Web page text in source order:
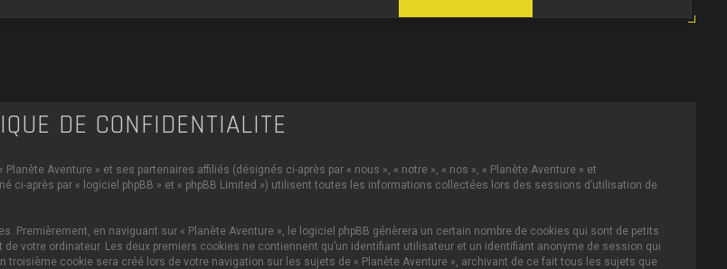
DE CONFIDENTIALITÉ
Aventure » et ses partenaires affiliés (désignés ci-après par « nous », « notre », « nos », « Planète Aventure » et
ci-après par « logiciel phpBB » et « phpBB Limited ») utilisent toutes les informations collectées lors des sessions d’utilisation de
en naviguant sur « Planète Aventure », le logiciel phpBB génèrera un certain nombre de cookies qui sont de petits
votre ordinateur. Les deux premiers cookies ne contiennent qu’un identifiant utilisateur et un identifiant anonyme de session qui
troisième cookie sera créé lors de votre navigation sur les sujets de « Planète Aventure », archivant de ce fait tous les sujets que